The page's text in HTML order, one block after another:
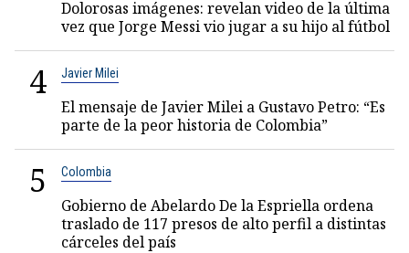
Dolorosas imágenes: revelan video de la última
vez que Jorge Messi vio jugar a su hijo al fútbol
4 Javier Milei
El mensaje de Javier Milei a Gustavo Petro: “Es
parte de la peor historia de Colombia”
5 Colombia
Gobierno de Abelardo De la Espriella ordena
traslado de 117 presos de alto perfil a distintas
cárceles del país